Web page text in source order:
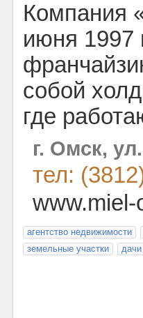
Компания
июня 1997
собой
где
г. Омск,
тел:
www.miel-
агентство недвижимости
земельные участки
дачи